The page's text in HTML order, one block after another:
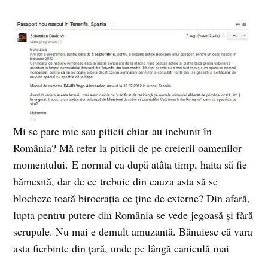
Mi se pare mie sau piticii chiar au inebunit în
România? Mă refer la piticii de pe creierii oamenilor
momentului. E normal ca după atâta timp, haita să fie
hămesită, dar de ce trebuie din cauza asta să se
blocheze toată birocrația ce ține de externe? Din afară,
lupta pentru putere din România se vede jegoasă și fără
scrupule. Nu mai e demult amuzantă. Bănuiesc că vara
asta fierbinte din țară, unde pe lângă caniculă mai